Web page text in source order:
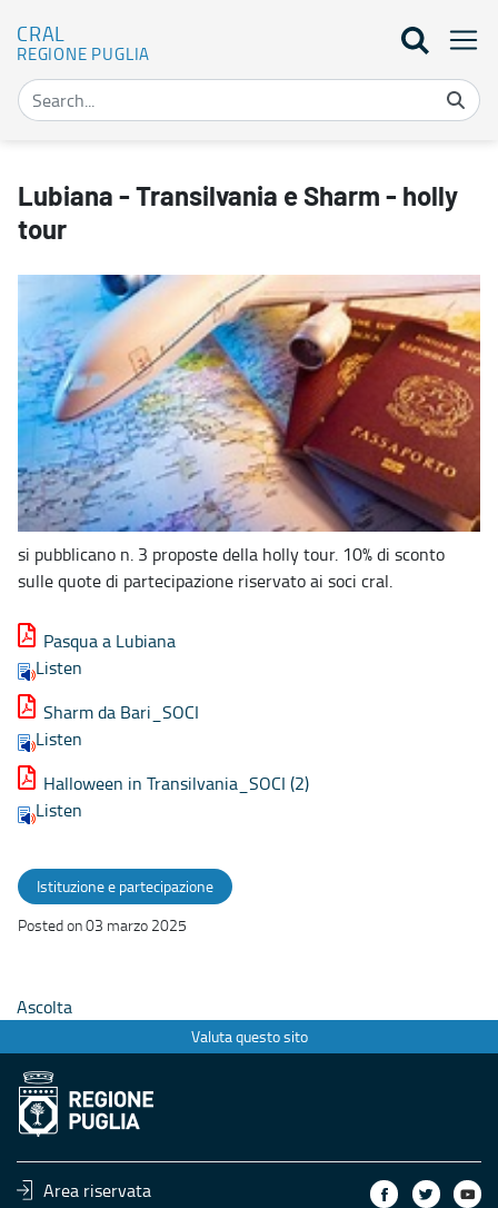
CRAL
REGIONE PUGLIA
Lubiana - Transilvania e Sharm - holly
tour
si pubblicano n. 3 proposte della holly tour. 10% di sconto
sulle quote di partecipazione riservato ai soci cral.
Pasqua a Lubiana
Listen
Sharm da Bari_SOCI
Listen
Halloween in Transilvania_SOCI (2)
Listen
Istituzione e partecipazione
Posted on 03 marzo 2025
Ascolta
Valuta questo sito
Area riservata